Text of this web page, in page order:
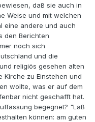
daß sie auch in
Weise und mit welchen
eine andere und auch
den Berichten
noch sich
und die
religiös gesehen alten
Kirche zu Einstehen und
wollte, was er auf dem
nicht geschafft hat.
begegnet? "Laß
können: am guten